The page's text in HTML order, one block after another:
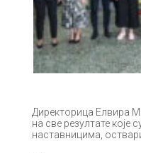
Директорица Елвира
на све резултате које
наставницима,